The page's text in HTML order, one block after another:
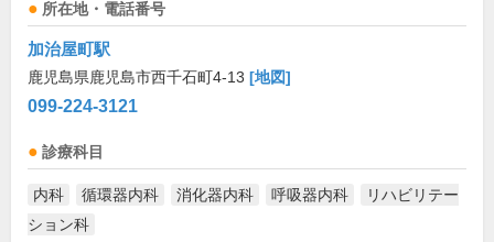
所在地・電話番号
加治屋町駅
鹿児島県鹿児島市西千石町4-13 [地図]
099-224-3121
診療科目
内科 循環器内科 消化器内科 呼吸器内科
リハビリテー
ション科